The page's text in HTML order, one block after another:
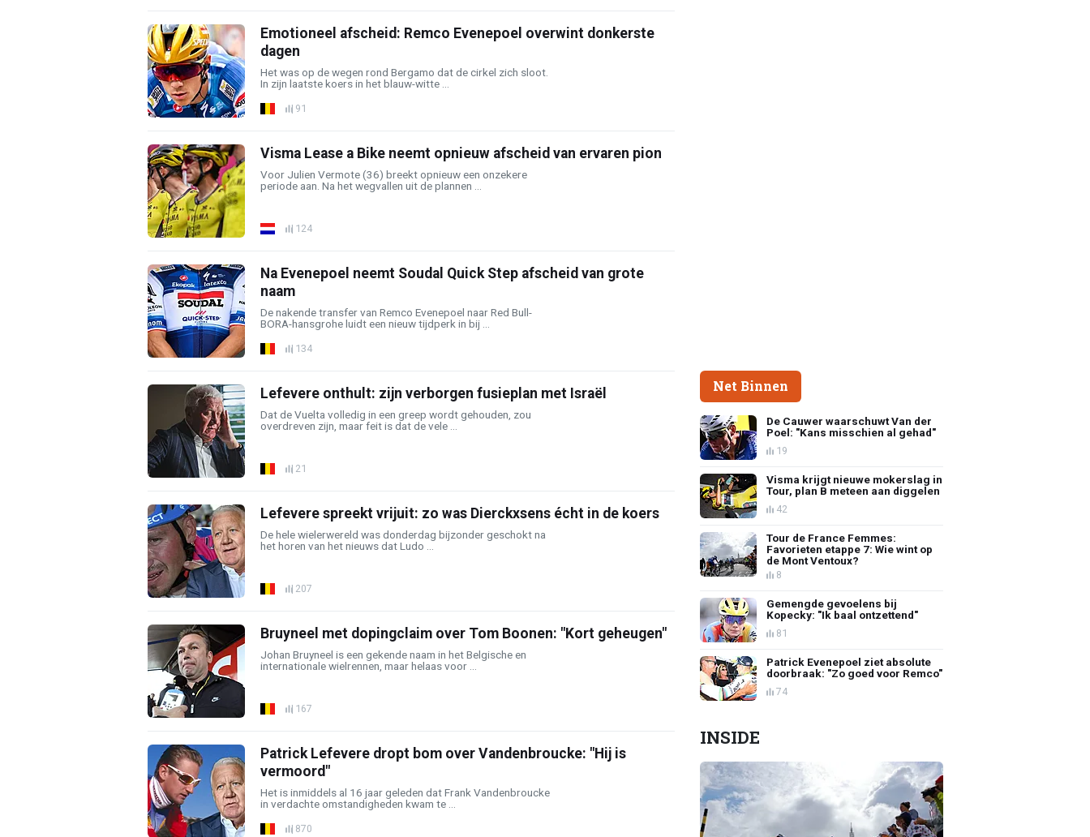
Emotioneel afscheid: Remco Evenepoel overwint donkerste
dagen
Het was op de wegen rond Bergamo dat de cirkel zich sloot.
In zijn laatste koers in het blauw-witte ...
91
Visma Lease a Bike neemt opnieuw afscheid van ervaren pion
Voor Julien Vermote (36) breekt opnieuw een onzekere
periode aan. Na het wegvallen uit de plannen ...
124
Na Evenepoel neemt Soudal Quick Step afscheid van grote
naam
De nakende transfer van Remco Evenepoel naar Red Bull-
BORA-hansgrohe luidt een nieuw tijdperk in bij ...
134
Lefevere onthult: zijn verborgen fusieplan met Israël
Dat de Vuelta volledig in een greep wordt gehouden, zou
overdreven zijn, maar feit is dat de vele ...
21
Lefevere spreekt vrijuit: zo was Dierckxsens écht in de koers
De hele wielerwereld was donderdag bijzonder geschokt na
het horen van het nieuws dat Ludo ...
207
Bruyneel met dopingclaim over Tom Boonen: "Kort geheugen"
Johan Bruyneel is een gekende naam in het Belgische en
internationale wielrennen, maar helaas voor ...
167
Patrick Lefevere dropt bom over Vandenbroucke: "Hij is
vermoord"
Het is inmiddels al 16 jaar geleden dat Frank Vandenbroucke
in verdachte omstandigheden kwam te ...
870
Net Binnen
De Cauwer waarschuwt Van der
Poel: "Kans misschien al gehad"
19
Visma krijgt nieuwe mokerslag in
Tour, plan B meteen aan diggelen
42
Tour de France Femmes:
Favorieten etappe 7: Wie wint op
de Mont Ventoux?
8
Gemengde gevoelens bij
Kopecky: "Ik baal ontzettend"
81
Patrick Evenepoel ziet absolute
doorbraak: "Zo goed voor Remco"
74
INSIDE